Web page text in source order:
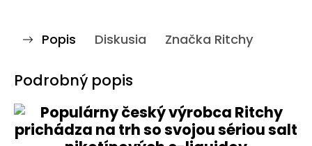
Popis Diskusia Značka Ritchy
Podrobný popis